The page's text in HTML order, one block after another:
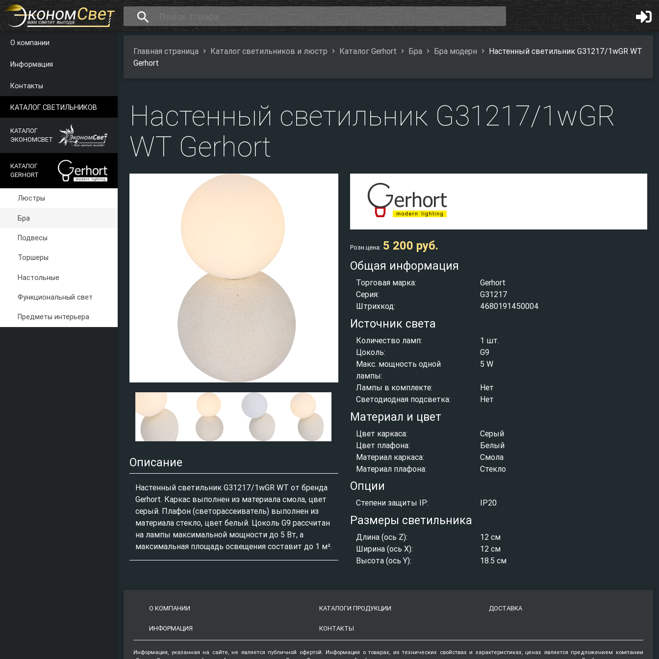
search
О компании
Информация
Контакты
КАТАЛОГ СВЕТИЛЬНИКОВ
КАТАЛОГ
ЭКОНОМСВЕТ
КАТАЛОГ
GERHORT
Люстры
Бра
Подвесы
Торшеры
Настольные
Функциональный свет
Предметы интерьера
Главная страница Каталог светильников и люстр Каталог Gerhort Бра Бра модерн
Настенный светильник G31217/1wGR WT
Gerhort
Настенный светильник G31217/1wGR
WT Gerhort
Описание
Настенный светильник G31217/1wGR WT от бренда
Gerhort. Каркас выполнен из материала смола, цвет
серый. Плафон (светорассеиватель) выполнен из
материала стекло, цвет белый. Цоколь G9 рассчитан
на лампы максимальной мощности до 5 Вт, а
максимальная площадь освещения составит до 1 м².
Розн.цена: 5 200 руб.
Общая информация
Торговая марка:
Gerhort
Серия:
G31217
Штрихкод:
4680191450004
Источник света
Количество ламп:
1 шт.
Цоколь:
G9
Макс. мощность одной
лампы:
5 W
Лампы в комплекте:
Нет
Светодиодная подсветка:
Нет
Материал и цвет
Цвет каркаса:
Серый
Цвет плафона:
Белый
Материал каркаса:
Смола
Материал плафона:
Стекло
Опции
Степени защиты IP: IP20
Размеры светильника
Длина (ось Z):
12 см
Ширина (ось X):
12 см
Высота (ось Y):
18.5 см
О КОМПАНИИ КАТАЛОГИ ПРОДУКЦИИ ДОСТАВКА
ИНФОРМАЦИЯ КОНТАКТЫ
Информация, указанная на сайте, не является публичной офертой. Информация о товарах, их технических свойствах и характеристиках, ценах является предложением компании